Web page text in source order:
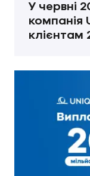
У червні
компанія
клієнтам